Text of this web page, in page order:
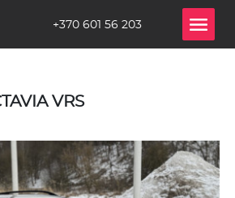
+370 601 56 203
VRS